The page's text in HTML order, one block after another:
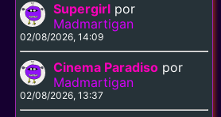
Supergirl por
Madmartigan
02/08/2026, 14:09
Cinema Paradiso por
Madmartigan
02/08/2026, 13:37